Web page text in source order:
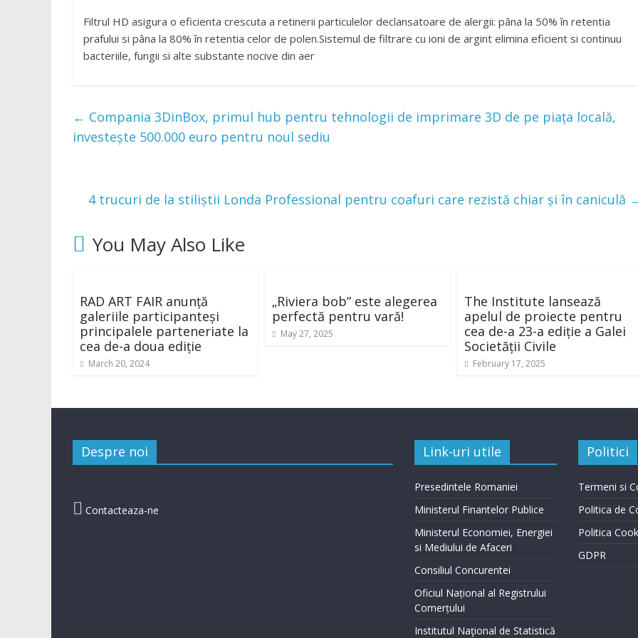
Filtrul HD asigura o eficienta crescuta a retinerii particulelor declansatoare de alergii: pâna la 50% în retentia
prafului si pâna la 80% în retentia celor de polen.Sistemul de filtrare cu ioni de argint elimina eficient si continuu
bacteriile, fungii si alte substante nocive din aer
← Compania 3DinBox, primul hub pentru tehnologii de imprimare 3D de pe piața locală,
investește 500.000 euro pentru noul sediu
4 trucuri de la stiliștii Londa Professional pentru coafuri care rezistă chiar și în caniculă
You May Also Like
RAD ART FAIR anunță
galeriile participanteși
principalele parteneriate la
cea de-a doua ediție
March 20, 2024
„Riviera bob” este alegerea
perfectă pentru vară!
May 27, 2025
The Institute lansează
apelul de proiecte pentru
cea de-a 23-a ediție a Galei
Societății Civile
February 17, 2025
Despre noi
 Contacteaza-ne
Link-uri utile
Presedintele Romaniei
Ministerul Finantelor Publice
Ministerul Economiei, Energiei
si Mediului de Afaceri
Consiliul Concurentei
Oficiul Național al Registrului
Comerțului
Institutul Naţional de Statistică
Politici
Termeni si
Politica de
Politica
GDPR